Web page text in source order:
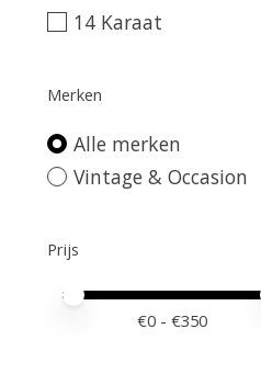
14 Karaat
Merken
Alle merken
Vintage & Occasion
Prijs
Minimale prijswaarde
Price maximum value
€0 - €350